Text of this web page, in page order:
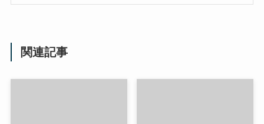
関連記事